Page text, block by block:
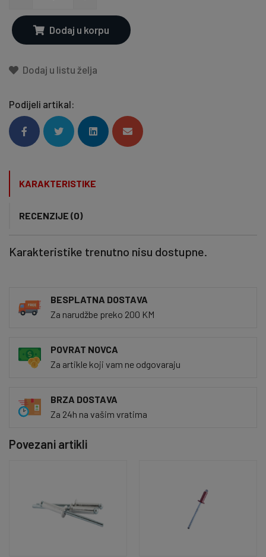
Dodaj u korpu
Dodaj u listu želja
Podijeli artikal:
KARAKTERISTIKE
RECENZIJE (0)
Karakteristike trenutno nisu dostupne.
BESPLATNA DOSTAVA
Za narudžbe preko 200 KM
POVRAT NOVCA
Za artikle koji vam ne odgovaraju
BRZA DOSTAVA
Za 24h na vašim vratima
Povezani artikli